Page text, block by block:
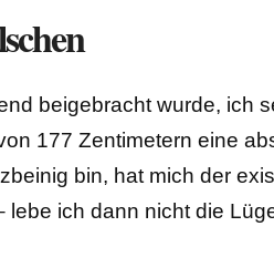
beigebracht wurde, ich
177 Zentimetern eine
bin, hat mich der
ich dann nicht die